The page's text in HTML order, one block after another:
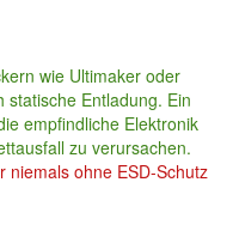
wie Ultimaker oder
Entladung. Ein
empfindliche Elektronik
zu verursachen.
niemals ohne ESD-Schutz